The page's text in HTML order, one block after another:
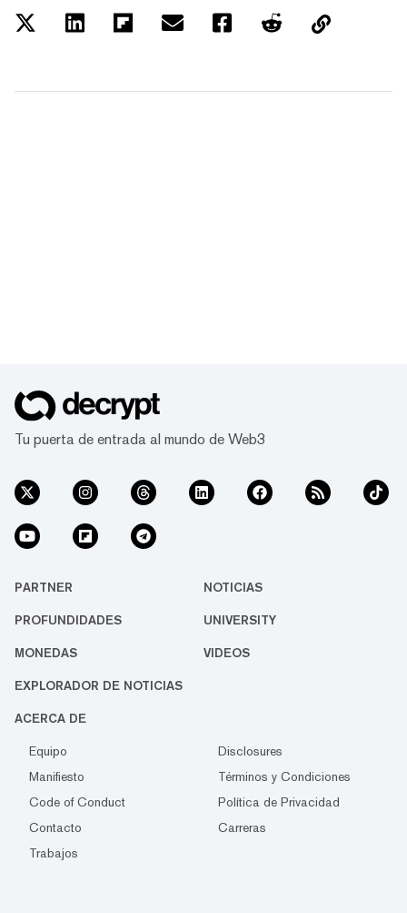
Tu puerta de entrada al mundo de Web3
PARTNER NOTICIAS
PROFUNDIDADES UNIVERSITY
MONEDAS VIDEOS
EXPLORADOR DE NOTICIAS
ACERCA DE
Equipo
Disclosures
Manifiesto
Términos y Condiciones
Code of Conduct
Política de Privacidad
Contacto
Carreras
Trabajos